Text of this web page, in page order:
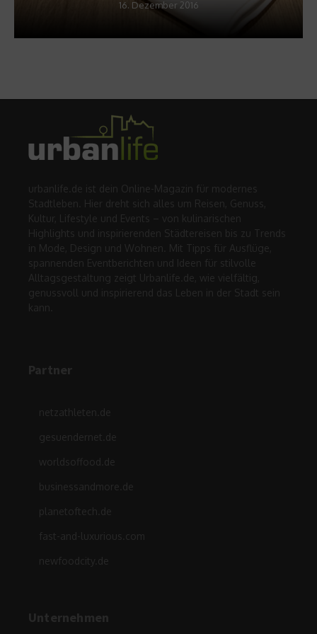
16. Dezember 2016
urbanlife.de ist dein Online-Magazin für modernes
Stadtleben. Hier dreht sich alles um Reisen, Genuss,
Kultur, Lifestyle und Events – von kulinarischen
Highlights und inspirierenden Städtereisen bis zu Trends
in Mode, Design und Wohnen. Mit Tipps für Ausflüge,
spannenden Eventberichten und Ideen für stilvolle
Alltagsgestaltung zeigt Urbanlife.de, wie vielfältig,
genussvoll und inspirierend das Leben in der Stadt sein
kann.
Partner
netzathleten.de
gesuendernet.de
worldsoffood.de
businessandmore.de
planetoftech.de
fast-and-luxurious.com
newfoodcity.de
Unternehmen